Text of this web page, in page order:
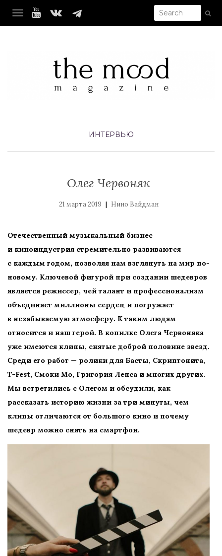
TOGGLE NAVIGATION
ИНТЕРВЬЮ
Олег Червоняк
21 марта 2019 | Нино Вайдман
Отечественный музыкальный бизнес
и киноиндустрия стремительно развиваются
с каждым годом, позволяя нам взглянуть на мир по-
новому. Ключевой фигурой при создании шедевров
является режиссер, чей талант и профессионализм
объединяет миллионы сердец и погружает
в незабываемую атмосферу. К таким людям
относится и наш герой. В копилке Олега Червоняка
уже имеются клипы, снятые доброй половине звезд.
Среди его работ — ролики для Басты, Скриптонита,
T-Fest, Смоки Мо, Григория Лепса и многих других.
Мы встретились с Олегом и обсудили, как
рассказать историю жизни за три минуты, чем
клипы отличаются от большого кино и почему
шедевр можно снять на смартфон.